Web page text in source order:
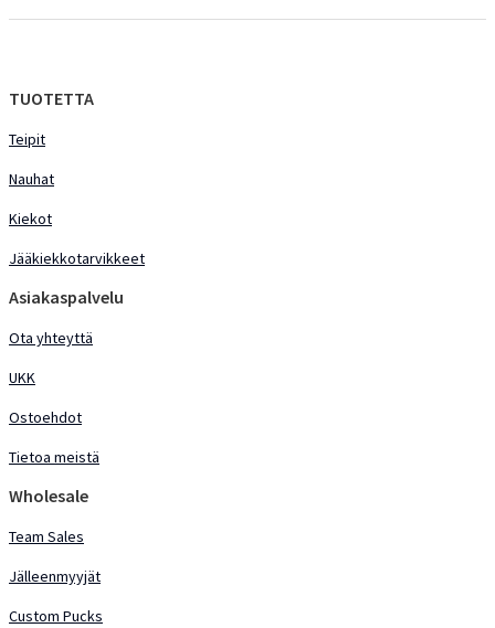
TUOTETTA
Teipit
Nauhat
Kiekot
Jääkiekkotarvikkeet
Asiakaspalvelu
Ota yhteyttä
UKK
Ostoehdot
Tietoa meistä
Wholesale
Team Sales
Jälleenmyyjät
Custom Pucks